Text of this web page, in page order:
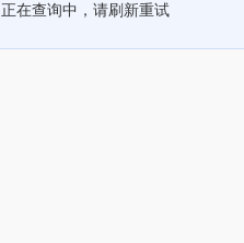
正在查询中，请刷新重试